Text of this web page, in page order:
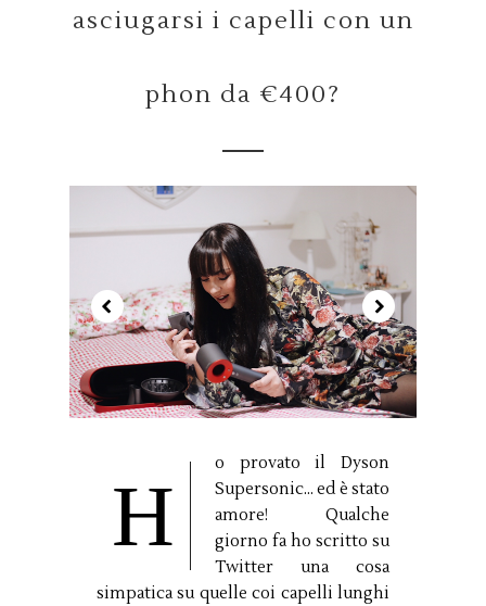
asciugarsi i capelli con un
phon da €400?
H
o provato il Dyson
Supersonic... ed è stato
amore! Qualche
giorno fa ho scritto su
Twitter una cosa
simpatica su quelle coi capelli lunghi